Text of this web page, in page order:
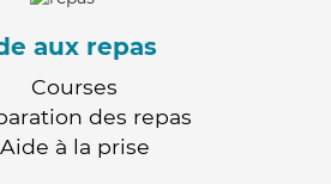
aux repas
Courses
des repas
Aide à la prise